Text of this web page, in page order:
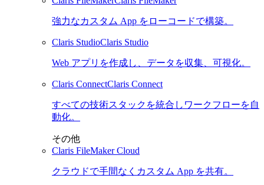
強力なカスタム App をローコードで構築。
Claris StudioClaris Studio
Web アプリを作成し、データを収集、可視化。
Claris ConnectClaris Connect
すべての技術スタックを統合しワークフローを自
動化。
その他
Claris FileMaker Cloud
クラウドで手間なくカスタム App を共有。